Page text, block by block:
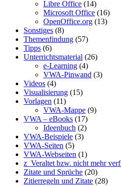
Libre Office (14)
Microsoft Office (16)
OpenOffice.org (13)
Sonstiges (8)
Themenfindung (57)
Tipps (6)
Unterrichtsmaterial (26)
e-Learning (4)
VWA-Pinwand (3)
Videos (4)
Visualisierung (15)
Vorlagen (11)
VWA-Mappe (9)
VWA – eBooks (17)
Ideenbuch (2)
VWA-Beispiele (3)
VWA-Seiten (5)
VWA-Webseiten (1)
z_Veraltet bzw. nicht mehr
Zitate und Sprüche (20)
Zitierregeln und Zitate (28)